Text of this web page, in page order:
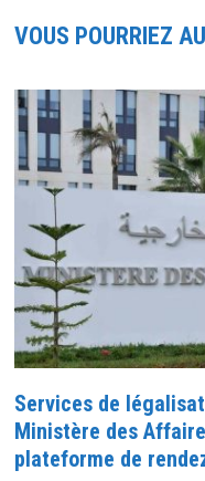
VOUS POURRIEZ
Services de
Ministère des
plateforme de